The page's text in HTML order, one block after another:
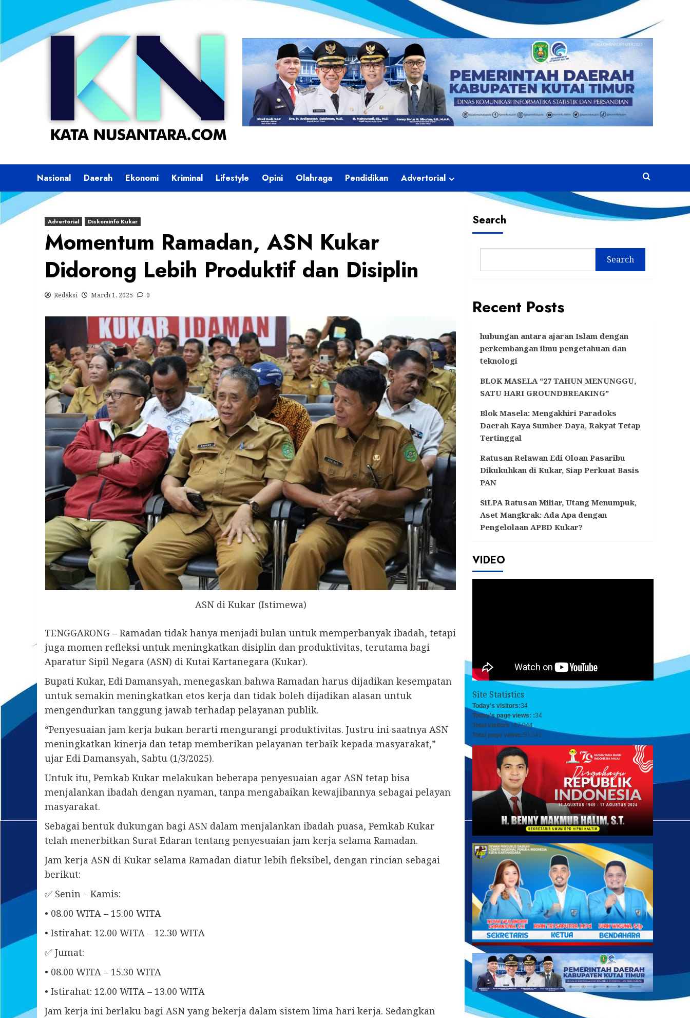
content
Nasional Daerah Ekonomi Kriminal Lifestyle Opini Olahraga Pendidikan Advertorial
Advertorial Diskominfo Kukar
Momentum Ramadan, ASN Kukar
Didorong Lebih Produktif dan Disiplin
Redaksi March 1, 2025 0
ASN di Kukar (Istimewa)
TENGGARONG – Ramadan tidak hanya menjadi bulan untuk memperbanyak ibadah, tetapi
juga momen refleksi untuk meningkatkan disiplin dan produktivitas, terutama bagi
Aparatur Sipil Negara (ASN) di Kutai Kartanegara (Kukar).
Bupati Kukar, Edi Damansyah, menegaskan bahwa Ramadan harus dijadikan kesempatan
untuk semakin meningkatkan etos kerja dan tidak boleh dijadikan alasan untuk
mengendurkan tanggung jawab terhadap pelayanan publik.
“Penyesuaian jam kerja bukan berarti mengurangi produktivitas. Justru ini saatnya ASN
meningkatkan kinerja dan tetap memberikan pelayanan terbaik kepada masyarakat,”
ujar Edi Damansyah, Sabtu (1/3/2025).
Untuk itu, Pemkab Kukar melakukan beberapa penyesuaian agar ASN tetap bisa
menjalankan ibadah dengan nyaman, tanpa mengabaikan kewajibannya sebagai pelayan
masyarakat.
Sebagai bentuk dukungan bagi ASN dalam menjalankan ibadah puasa, Pemkab Kukar
telah menerbitkan Surat Edaran tentang penyesuaian jam kerja selama Ramadan.
Jam kerja ASN di Kukar selama Ramadan diatur lebih fleksibel, dengan rincian sebagai
berikut:
✅ Senin – Kamis:
• 08.00 WITA – 15.00 WITA
• Istirahat: 12.00 WITA – 12.30 WITA
✅ Jumat:
• 08.00 WITA – 15.30 WITA
• Istirahat: 12.00 WITA – 13.00 WITA
Jam kerja ini berlaku bagi ASN yang bekerja dalam sistem lima hari kerja. Sedangkan
Search
Search
Recent Posts
hubungan antara ajaran Islam dengan
perkembangan ilmu pengetahuan dan
teknologi
BLOK MASELA “27 TAHUN MENUNGGU,
SATU HARI GROUNDBREAKING”
Blok Masela: Mengakhiri Paradoks
Daerah Kaya Sumber Daya, Rakyat Tetap
Tertinggal
Ratusan Relawan Edi Oloan Pasaribu
Dikukuhkan di Kukar, Siap Perkuat Basis
PAN
SiLPA Ratusan Miliar, Utang Menumpuk,
Aset Mangkrak: Ada Apa dengan
Pengelolaan APBD Kukar?
VIDEO
Site Statistics
Today's visitors:34
Today's page views: :34
Total visitors :47,044
Total page views:50,341